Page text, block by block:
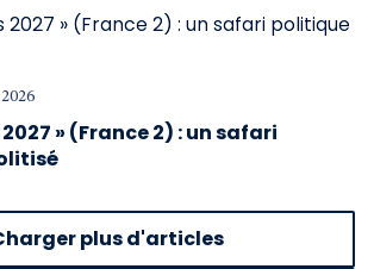
» (France 2) : un safari
plus d'articles